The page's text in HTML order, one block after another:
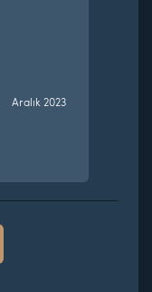
Aralık 2023